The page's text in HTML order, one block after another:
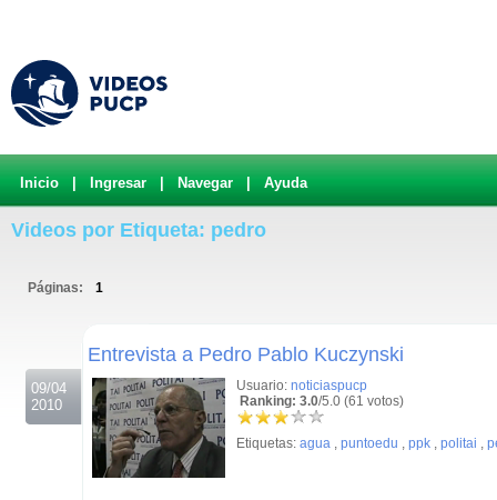
Inicio Ingresar Navegar Ayuda
Videos por Etiqueta: pedro
Páginas: 1
09/04
2010
Entrevista a Pedro Pablo Kuczynski
Usuario: noticiaspucp
Ranking: 3.0/5.0 (61 votos)
Etiquetas: agua , puntoedu , ppk , politai ,